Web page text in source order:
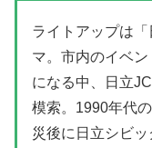
ライトアップは
マ。市内のイベ
になる中、日立
模索。1990年代
災後に日立シビ